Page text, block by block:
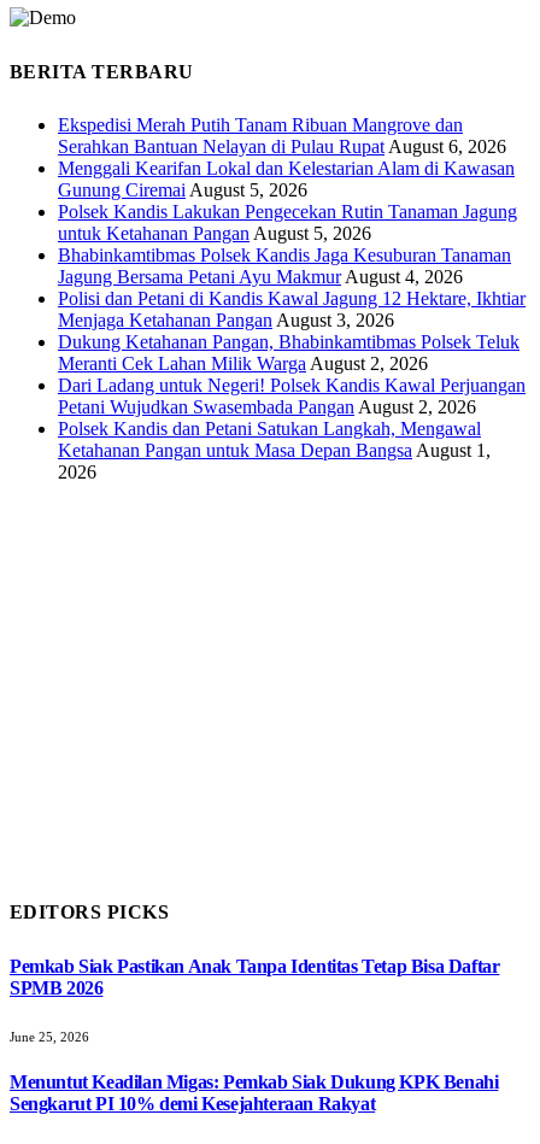
BERITA TERBARU
Ekspedisi Merah Putih Tanam Ribuan Mangrove dan
Serahkan Bantuan Nelayan di Pulau Rupat August 6, 2026
Menggali Kearifan Lokal dan Kelestarian Alam di Kawasan
Gunung Ciremai August 5, 2026
Polsek Kandis Lakukan Pengecekan Rutin Tanaman Jagung
untuk Ketahanan Pangan August 5, 2026
Bhabinkamtibmas Polsek Kandis Jaga Kesuburan Tanaman
Jagung Bersama Petani Ayu Makmur August 4, 2026
Polisi dan Petani di Kandis Kawal Jagung 12 Hektare, Ikhtiar
Menjaga Ketahanan Pangan August 3, 2026
Dukung Ketahanan Pangan, Bhabinkamtibmas Polsek Teluk
Meranti Cek Lahan Milik Warga August 2, 2026
Dari Ladang untuk Negeri! Polsek Kandis Kawal Perjuangan
Petani Wujudkan Swasembada Pangan August 2, 2026
Polsek Kandis dan Petani Satukan Langkah, Mengawal
Ketahanan Pangan untuk Masa Depan Bangsa August 1,
2026
EDITORS PICKS
Pemkab Siak Pastikan Anak Tanpa Identitas Tetap Bisa Daftar
SPMB 2026
June 25, 2026
Menuntut Keadilan Migas: Pemkab Siak Dukung KPK Benahi
Sengkarut PI 10% demi Kesejahteraan Rakyat